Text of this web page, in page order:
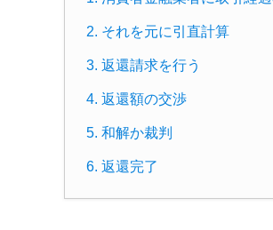
2. それを元に引直計算
3. 返還請求を行う
4. 返還額の交渉
5. 和解か裁判
6. 返還完了